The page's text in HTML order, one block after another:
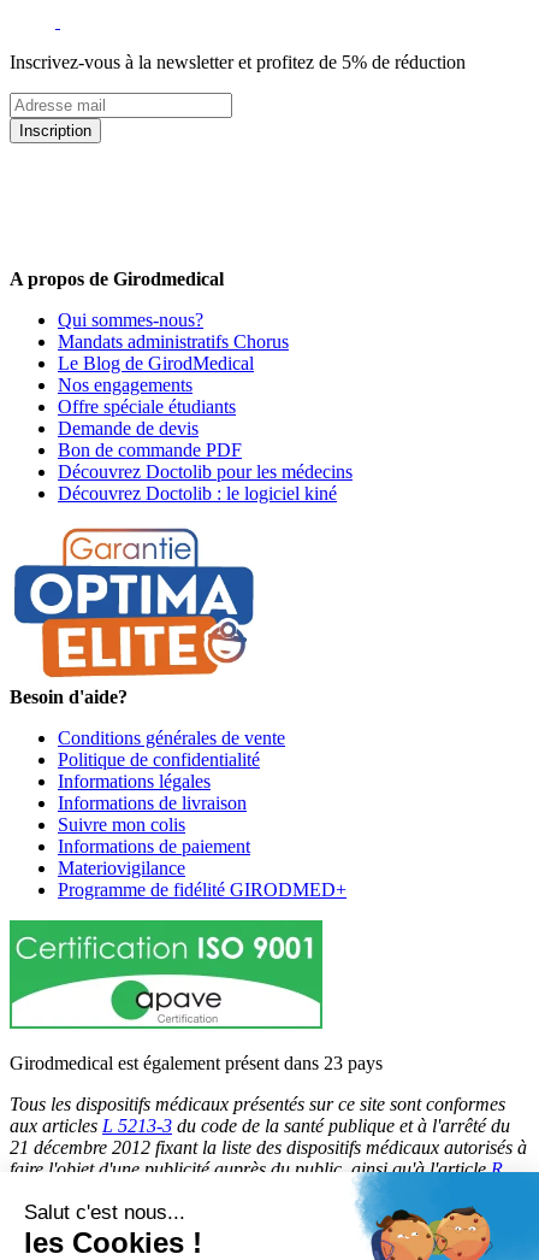
Inscrivez-vous à la newsletter et profitez de 5% de réduction
Inscription
A propos de Girodmedical
Qui sommes-nous?
Mandats administratifs Chorus
Le Blog de GirodMedical
Nos engagements
Offre spéciale étudiants
Demande de devis
Bon de commande PDF
Découvrez Doctolib pour les médecins
Découvrez Doctolib : le logiciel kiné
Besoin d'aide?
Conditions générales de vente
Politique de confidentialité
Informations légales
Informations de livraison
Suivre mon colis
Informations de paiement
Materiovigilance
Programme de fidélité GIRODMED+
Girodmedical est également présent dans 23 pays
Tous les dispositifs médicaux présentés sur ce site sont conformes
aux articles L 5213-3 du code de la santé publique et à l'arrêté du
21 décembre 2012 fixant la liste des dispositifs médicaux autorisés à
faire l'objet d'une publicité auprès du public, ainsi qu'à l'articleR
du code de la santé publique. Par conséquent, ils peuvent
être légalement promus et rendus accessibles au public.
© 2026 Girodmedical. Tous droits réservés.
Salut c'est nous...
les Cookies !